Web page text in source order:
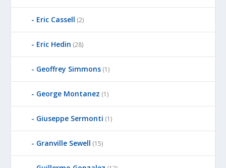
Eric Cassell (2)
Eric Hedin (28)
Geoffrey Simmons (1)
George Montanez (1)
Giuseppe Sermonti (1)
Granville Sewell (15)